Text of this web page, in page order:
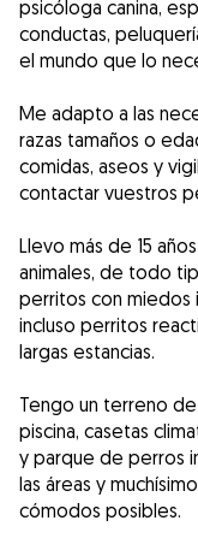
psicóloga canina,
conductas,
el mundo que lo
Me adapto a las
razas tamaños o
comidas, aseos y
contactar vuestros
Llevo más de 15
animales, de todo
perritos con miedos
incluso perritos
largas estancias.
Tengo un terreno
piscina, casetas
y parque de perros
las áreas y
cómodos posibles.